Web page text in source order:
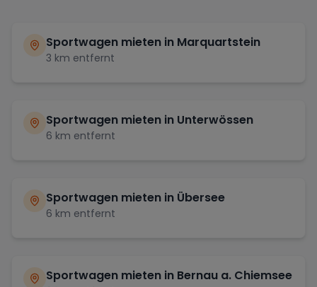
Sportwagen mieten in Marquartstein
3 km entfernt
Sportwagen mieten in Unterwössen
6 km entfernt
Sportwagen mieten in Übersee
6 km entfernt
Sportwagen mieten in Bernau a. Chiemsee